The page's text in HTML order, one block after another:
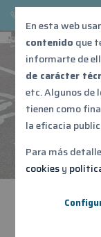
En esta web
contenido que
informarte de
de carácter
etc. Algunos de
tienen como
la eficacia
Para más
cookiesy